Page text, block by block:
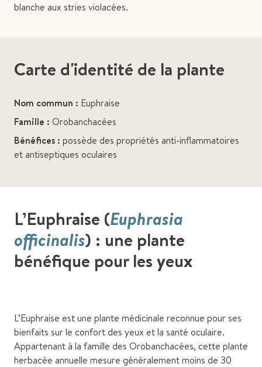
blanche aux stries violacées.
Carte d'identité de la plante
Nom commun : Euphraise
Famille : Orobanchacées
Bénéfices : possède des propriétés anti-inflammatoires
et antiseptiques oculaires
L’Euphraise (Euphrasia
officinalis) : une plante
bénéfique pour les yeux
L’Euphraise est une plante médicinale reconnue pour ses
bienfaits sur le confort des yeux et la santé oculaire.
Appartenant à la famille des Orobanchacées, cette plante
herbacée annuelle mesure généralement moins de 30